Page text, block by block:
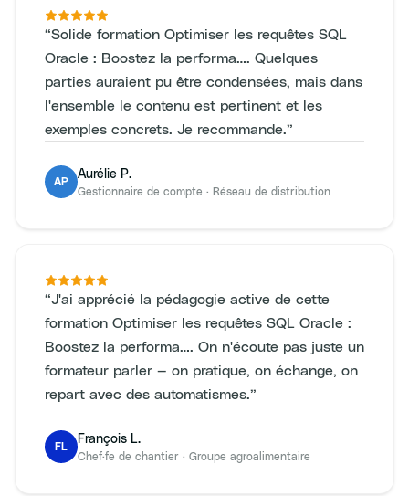
“Solide formation Optimiser les requêtes SQL
Oracle : Boostez la performa…. Quelques
parties auraient pu être condensées, mais dans
l'ensemble le contenu est pertinent et les
exemples concrets. Je recommande.”
AP
Aurélie P.
Gestionnaire de compte · Réseau de distribution
“J'ai apprécié la pédagogie active de cette
formation Optimiser les requêtes SQL Oracle :
Boostez la performa…. On n'écoute pas juste un
formateur parler — on pratique, on échange, on
repart avec des automatismes.”
FL
François L.
Chef·fe de chantier · Groupe agroalimentaire